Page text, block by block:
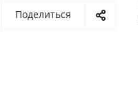
Поделиться